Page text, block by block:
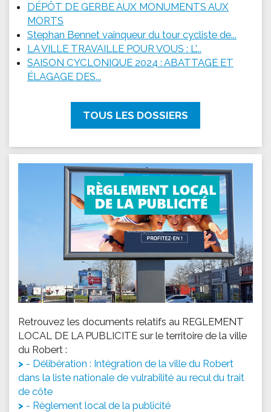
DÉPÔT DE GERBE AUX MONUMENTS AUX
MORTS
Stephan Bennet vainqueur du tour cycliste de...
LA VILLE TRAVAILLE POUR VOUS : L'...
SAISON CYCLONIQUE 2024 : ABATTAGE ET
ÉLAGAGE DES...
TOUS LES DOSSIERS
Retrouvez les documents relatifs au REGLEMENT
LOCAL DE LA PUBLICITE sur le territoire de la ville
du Robert :
- Délibération : Intégration de la ville du Robert
dans la liste nationale de vulrabilité au recul du trait
de côte
- Règlement local de la publicité